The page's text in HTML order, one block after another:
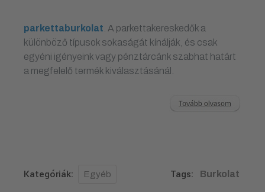
parkettaburkolat . A parkettakereskedők a
különböző típusok sokaságát kínálják, és csak
egyéni igényeink vagy pénztárcánk szabhat határt
a megfelelő termék kiválasztásánál.
Kategóriák: Egyéb Tags: Burkolat